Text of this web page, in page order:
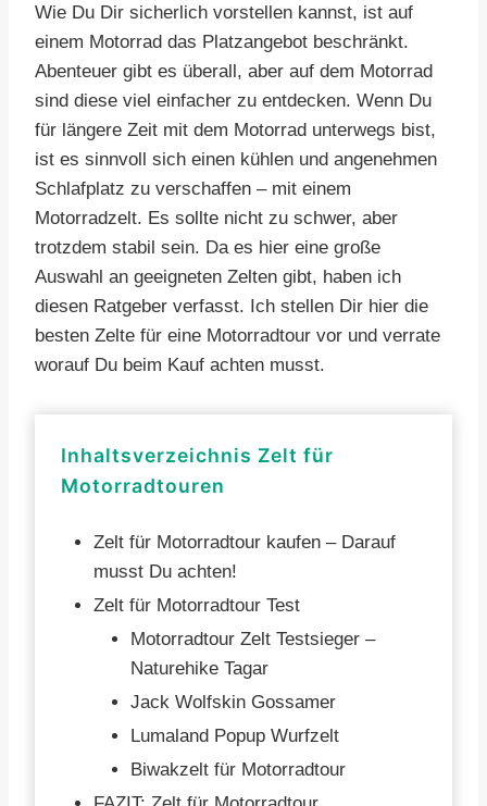
Wie Du Dir sicherlich vorstellen kannst, ist auf
einem Motorrad das Platzangebot beschränkt.
Abenteuer gibt es überall, aber auf dem Motorrad
sind diese viel einfacher zu entdecken. Wenn Du
für längere Zeit mit dem Motorrad unterwegs bist,
ist es sinnvoll sich einen kühlen und angenehmen
Schlafplatz zu verschaffen – mit einem
Motorradzelt. Es sollte nicht zu schwer, aber
trotzdem stabil sein. Da es hier eine große
Auswahl an geeigneten Zelten gibt, haben ich
diesen Ratgeber verfasst. Ich stellen Dir hier die
besten Zelte für eine Motorradtour vor und verrate
worauf Du beim Kauf achten musst.
Inhaltsverzeichnis Zelt für
Motorradtouren
Zelt für Motorradtour kaufen – Darauf
musst Du achten!
Zelt für Motorradtour Test
Motorradtour Zelt Testsieger –
Naturehike Tagar
Jack Wolfskin Gossamer
Lumaland Popup Wurfzelt
Biwakzelt für Motorradtour